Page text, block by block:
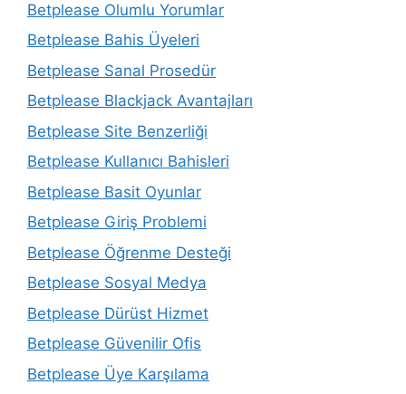
Betplease Olumlu Yorumlar
Betplease Bahis Üyeleri
Betplease Sanal Prosedür
Betplease Blackjack Avantajları
Betplease Site Benzerliği
Betplease Kullanıcı Bahisleri
Betplease Basit Oyunlar
Betplease Giriş Problemi
Betplease Öğrenme Desteği
Betplease Sosyal Medya
Betplease Dürüst Hizmet
Betplease Güvenilir Ofis
Betplease Üye Karşılama